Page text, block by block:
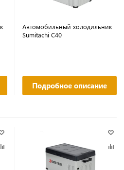
Автомобильный холодильник
Sumitachi C40
Подробное описание